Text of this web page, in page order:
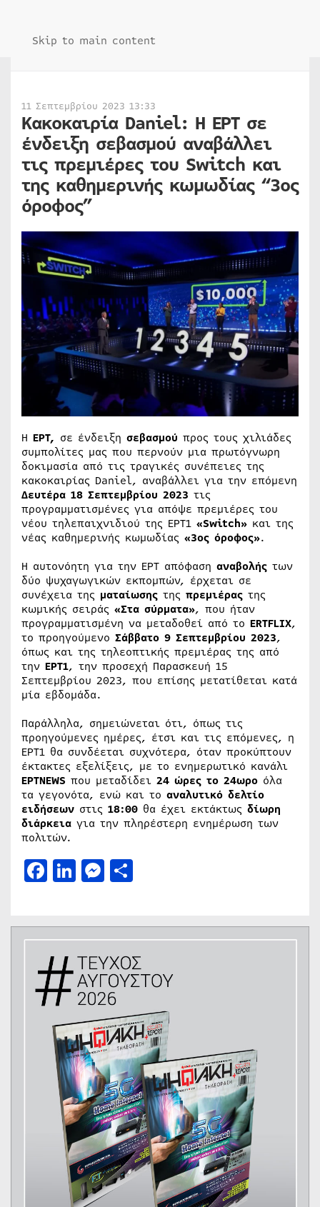
Skip to main content
11 Σεπτεμβρίου 2023 13:33
Κακοκαιρία Daniel: H ΕΡΤ σε
ένδειξη σεβασμού αναβάλλει
τις πρεμιέρες του Switch και
της καθημερινής κωμωδίας “3ος
όροφος”
H ΕΡΤ, σε ένδειξη σεβασμού προς τους χιλιάδες
συμπολίτες μας που περνούν μια πρωτόγνωρη
δοκιμασία από τις τραγικές συνέπειες της
κακοκαιρίας Daniel, αναβάλλει για την επόμενη
Δευτέρα 18 Σεπτεμβρίου 2023 τις
προγραμματισμένες για απόψε πρεμιέρες του
νέου τηλεπαιχνιδιού της ΕΡΤ1 «Switch» και της
νέας καθημερινής κωμωδίας «3ος όροφος».
Η αυτονόητη για την ΕΡΤ απόφαση αναβολής των
δύο ψυχαγωγικών εκπομπών, έρχεται σε
συνέχεια της ματαίωσης της πρεμιέρας της
κωμικής σειράς «Στα σύρματα», που ήταν
προγραμματισμένη να μεταδοθεί από το ERTFLIX,
το προηγούμενο Σάββατο 9 Σεπτεμβρίου 2023,
όπως και της τηλεοπτικής πρεμιέρας της από
την ΕΡΤ1, την προσεχή Παρασκευή 15
Σεπτεμβρίου 2023, που επίσης μετατίθεται κατά
μία εβδομάδα.
Παράλληλα, σημειώνεται ότι, όπως τις
προηγούμενες ημέρες, έτσι και τις επόμενες, η
ΕΡΤ1 θα συνδέεται συχνότερα, όταν προκύπτουν
έκτακτες εξελίξεις, με το ενημερωτικό κανάλι
ΕΡΤNEWS που μεταδίδει 24 ώρες το 24ωρο όλα
τα γεγονότα, ενώ και το αναλυτικό δελτίο
ειδήσεων στις 18:00 θα έχει εκτάκτως δίωρη
διάρκεια για την πληρέστερη ενημέρωση των
πολιτών.
Facebook
LinkedIn
Messenger